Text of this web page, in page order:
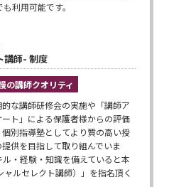
利用可能です。
講師- 制度
の講師クオリティ
的な講師研修会の実施や「講師ア
ート」による保護者様からの評価
別指導塾としてより質の高い授
供を目指して取り組んでいま
・経験・知識を備えていると本
ルセレクト講師）」を指名頂く